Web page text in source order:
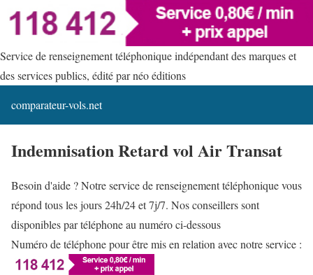
Service de renseignement téléphonique indépendant des marques et
des services publics, édité par néo éditions
comparateur-vols.net
Indemnisation Retard vol Air Transat
Besoin d'aide ? Notre service de renseignement téléphonique vous
répond tous les jours 24h/24 et 7j/7. Nos conseillers sont
disponibles par téléphone au numéro ci-dessous
Numéro de téléphone pour être mis en relation avec notre service :